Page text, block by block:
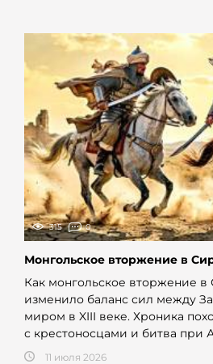
315 0
Монгольское вторжение в
Как монгольское вторжение
изменило баланс сил между
миром в XIII веке. Хроника
с крестоносцами и битва при
11 июля 2026